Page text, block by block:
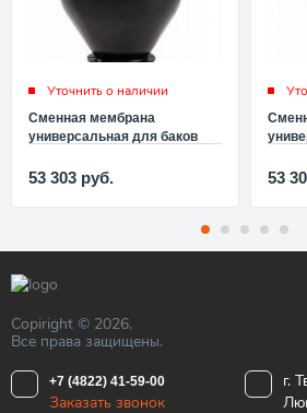
Уточнить о наличии
Сменная мембрана
универсальная для баков
53 303 руб. 53
Copiright © 2026.
Все права защищены.
+7 (4822) 41-59-00
Заказать звонок
г.